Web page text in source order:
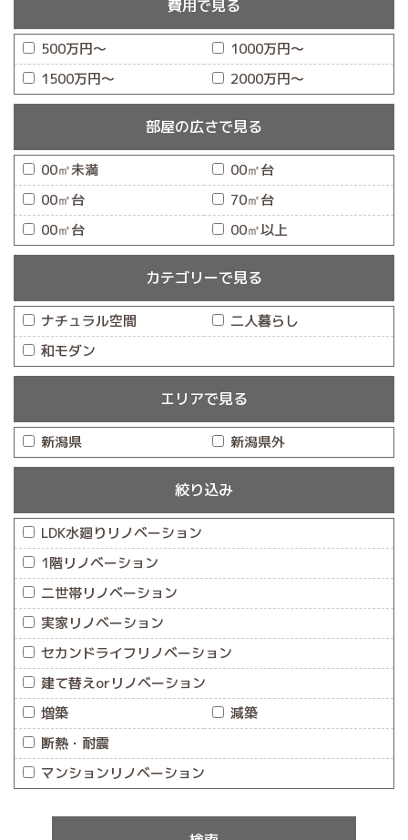
費用で見る
500万円〜
1000万円〜
1500万円〜
2000万円〜
部屋の広さで見る
00㎡未満
00㎡台
00㎡台
70㎡台
00㎡台
00㎡以上
カテゴリーで見る
ナチュラル空間
二人暮らし
和モダン
エリアで見る
新潟県 新潟県外
絞り込み
LDK水廻りリノベーション
1階リノベーション
二世帯リノベーション
実家リノベーション
セカンドライフリノベーション
建て替えorリノベーション
増築
減築
断熱・耐震
マンションリノベーション